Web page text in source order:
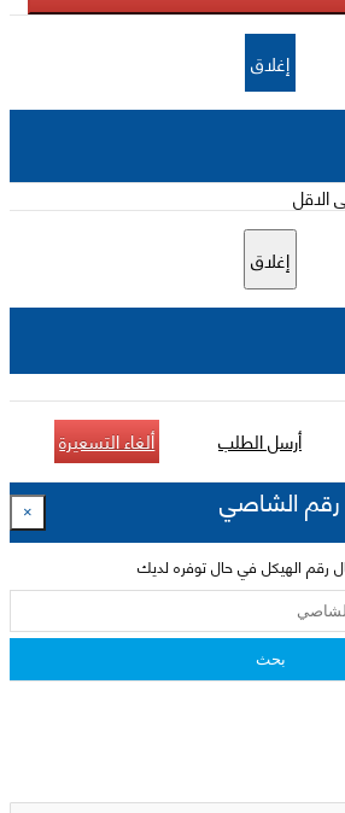
إغلاق
الاقل
إغلاق
أرسل الطلب ألغاء التسعيرة
رقم الشاصي ×
رقم الهيكل في حال توفره لديك
بحث